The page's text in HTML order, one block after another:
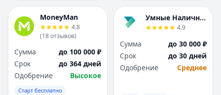
Рязань
С
Самара
Санкт-Петербург
Саратов
Севастополь
Рязань
С
Самара
Санкт-Петербург
Саратов
Севастополь
MoneyMan
4.8
(18отзывов)
Сумма
до 100 000 ₽
Срок
до 364 дней
Одобрение
Высокое
Старт бесплатно
Умные Наличные
4.9
Сумма
до 30 000 ₽
Срок
до 30 дней
Одобрение
Среднее